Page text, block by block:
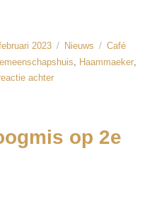
2023 Nieuws
Café
, Haammaeker,
achter
op 2e